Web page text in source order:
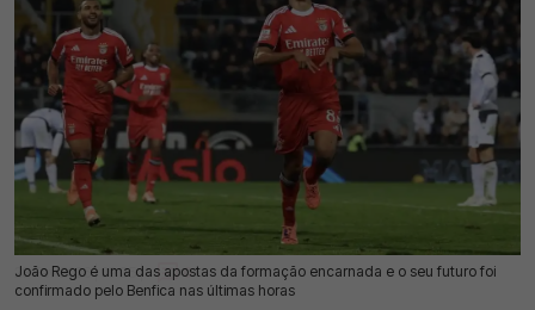
João Rego é uma das apostas da formação encarnada e o seu futuro foi
confirmado pelo Benfica nas últimas horas
28 Fev 2026 | 09:25 | 0